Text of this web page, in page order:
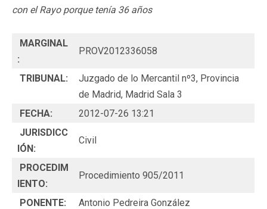
con el Rayo porque tenía 36 años
MARGINAL
:
PROV2012336058
TRIBUNAL:
Juzgado de lo Mercantil nº3, Provincia
de Madrid, Madrid Sala 3
FECHA:
2012-07-26 13:21
JURISDICC
IÓN:
Civil
PROCEDIM
IENTO:
Procedimiento 905/2011
PONENTE: Antonio Pedreira González